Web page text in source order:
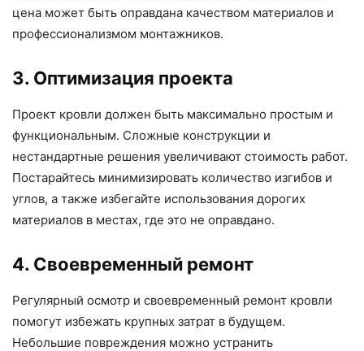
цена может быть оправдана качеством материалов и
профессионализмом монтажников.
3. Оптимизация проекта
Проект кровли должен быть максимально простым и
функциональным. Сложные конструкции и
нестандартные решения увеличивают стоимость работ.
Постарайтесь минимизировать количество изгибов и
углов, а также избегайте использования дорогих
материалов в местах, где это не оправдано.
4. Своевременный ремонт
Регулярный осмотр и своевременный ремонт кровли
помогут избежать крупных затрат в будущем.
Небольшие повреждения можно устранить